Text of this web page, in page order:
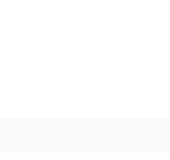
и поможем в
документов
сопровождение,